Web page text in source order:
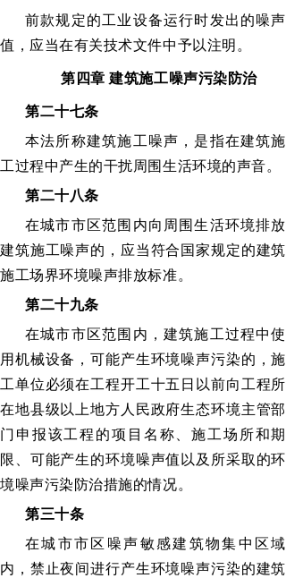
前款规定的工业设备运行时发出的噪声
值，应当在有关技术文件中予以注明。
第四章 建筑施工噪声污染防治
第二十七条
本法所称建筑施工噪声，是指在建筑施
工过程中产生的干扰周围生活环境的声音。
第二十八条
在城市市区范围内向周围生活环境排放
建筑施工噪声的，应当符合国家规定的建筑
施工场界环境噪声排放标准。
第二十九条
在城市市区范围内，建筑施工过程中使
用机械设备，可能产生环境噪声污染的，施
工单位必须在工程开工十五日以前向工程所
在地县级以上地方人民政府生态环境主管部
门申报该工程的项目名称、施工场所和期
限、可能产生的环境噪声值以及所采取的环
境噪声污染防治措施的情况。
第三十条
在城市市区噪声敏感建筑物集中区域
内，禁止夜间进行产生环境噪声污染的建筑